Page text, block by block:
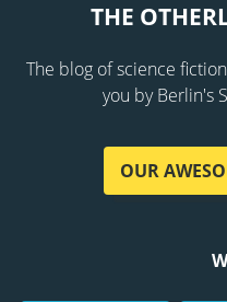
THE
The blog of science
you by Berlin's
OUR